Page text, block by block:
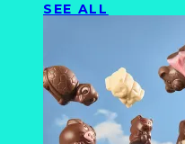
SEE ALL